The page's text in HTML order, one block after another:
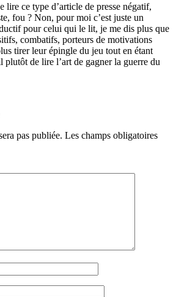
lire ce type d’article de presse négatif,
fou ? Non, pour moi c’est juste un
pour celui qui le lit, je me dis plus que
combatifs, porteurs de motivations
tirer leur épingle du jeu tout en étant
plutôt de lire l’art de gagner la guerre du
pas publiée. Les champs obligatoires